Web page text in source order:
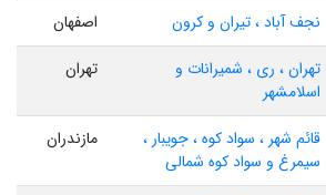
نجف آباد ، تیران و کرون
اصفهان
تهران ، ری ، شمیرانات و
اسلامشهر
تهران
قائم شهر ، سواد کوه ، جویبار ،
سیمرغ و سواد کوه شمالی
مازندران